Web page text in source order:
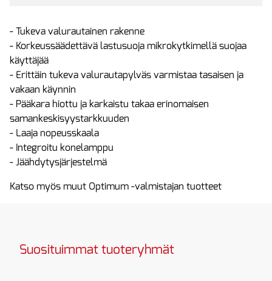
- Tukeva valurautainen rakenne
- Korkeussäädettävä lastusuoja mikrokytkimellä suojaa
käyttäjää
- Erittäin tukeva valurautapylväs varmistaa tasaisen ja
vakaan käynnin
- Pääkara hiottu ja karkaistu takaa erinomaisen
samankeskisyystarkkuuden
- Laaja nopeusskaala
- Integroitu konelamppu
- Jäähdytysjärjestelmä
Katso myös muut Optimum -valmistajan tuotteet
Suosituimmat tuoteryhmät